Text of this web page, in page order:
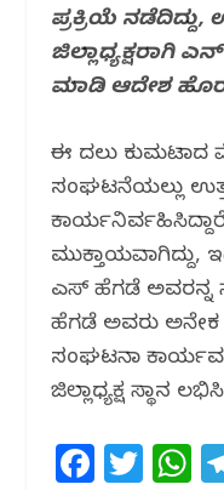
b
o
k
r A
p
ಪ್ರಕ್ರಿಯೆ
ಜಿಲ್ಲಾಧ್ಯಕ್ಷರಾಗಿ
ಮಾಡಿ ಆದೇಶ
ಈ ಮೊದಲು
ಸಂಘಟನೆಯಲ್ಲು
ಮುಕ್ತಾಯವಾಗಿದ್ದು,
ಎಸ್ ಹೆಗಡೆ
ಹೆಗಡೆ ಅವರು
ಸಂಘಟನಾ
ಜಿಲ್ಲಾಧ್ಯಕ್ಷ ಸ್ಥಾನ
F T